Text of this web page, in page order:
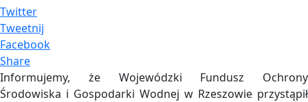
Twitter
Tweetnij
Facebook
Share
Informujemy, że Wojewódzki Fundusz Ochrony
Środowiska i Gospodarki Wodnej w Rzeszowie przystąpił